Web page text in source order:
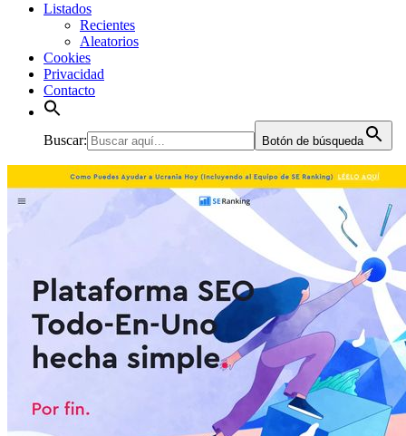
Listados
Recientes
Aleatorios
Cookies
Privacidad
Contacto
Buscar: Botón de búsqueda